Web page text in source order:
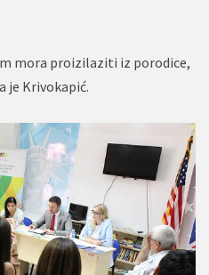
mora proizilaziti iz porodice,
je Krivokapić.